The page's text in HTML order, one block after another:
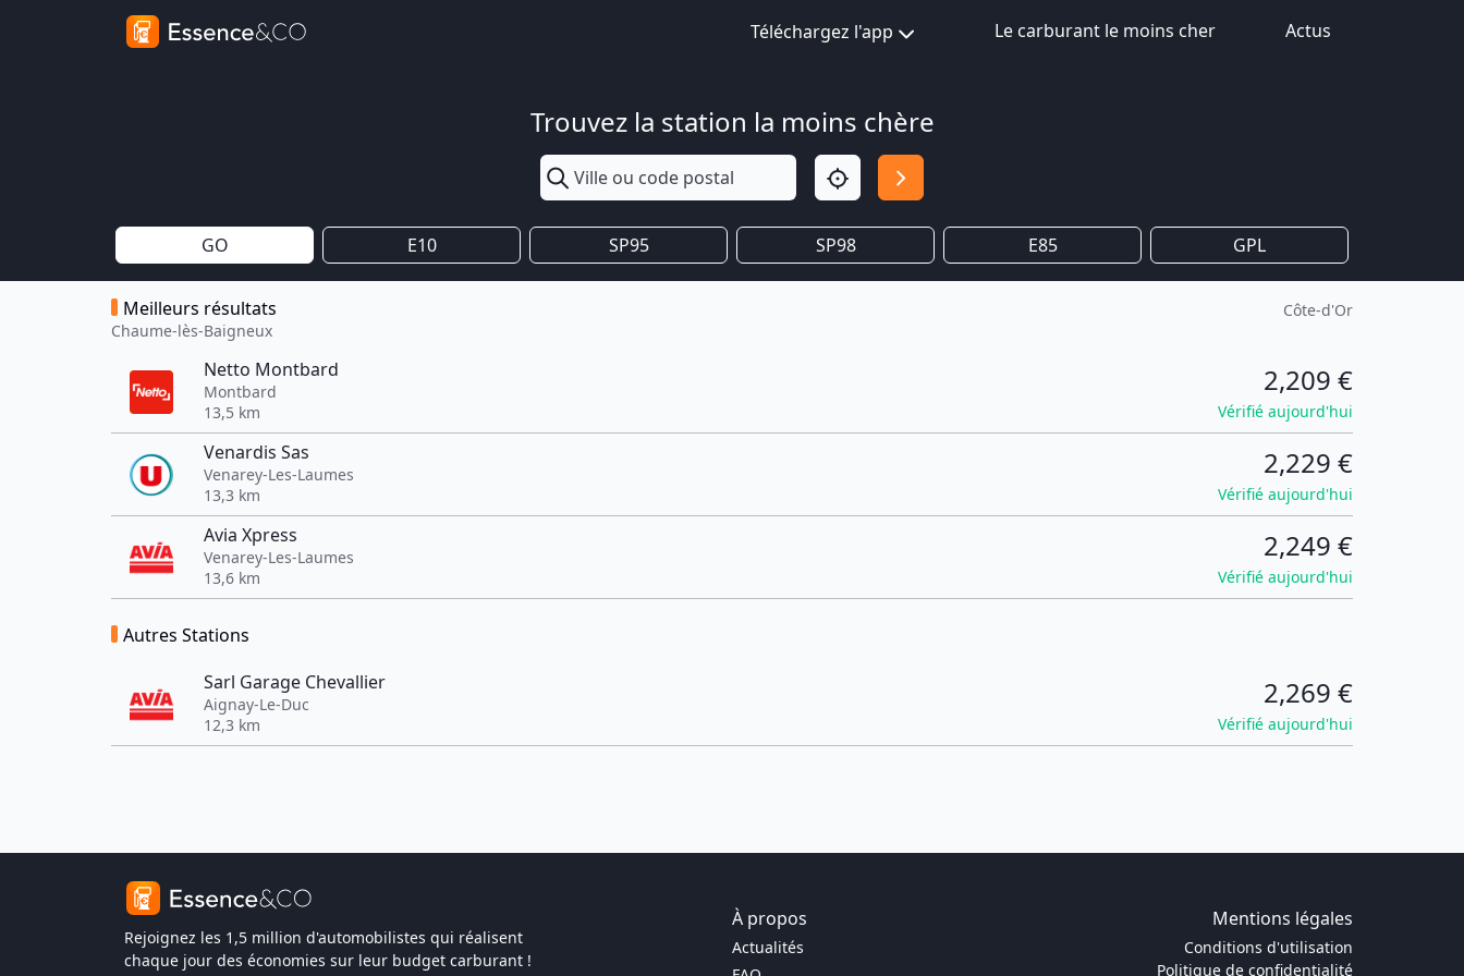
Téléchargez l'app Le carburant le moins cher Actus
Trouvez la station la moins chère
GO E10 SP95 SP98 E85 GPL
Meilleurs résultats
Chaume-lès-Baigneux
Côte-d'Or
Netto Montbard
Montbard
13,5 km
2,209 €
Vérifié aujourd'hui
Venardis Sas
Venarey-Les-Laumes
13,3 km
2,229 €
Vérifié aujourd'hui
Avia Xpress
Venarey-Les-Laumes
13,6 km
2,249 €
Vérifié aujourd'hui
Autres Stations
Sarl Garage Chevallier
Aignay-Le-Duc
12,3 km
2,269 €
Vérifié aujourd'hui
Rejoignez les 1,5 million d'automobilistes qui réalisent
chaque jour des économies sur leur budget carburant !
À propos Mentions légales
Actualités
Conditions d'utilisation
Politique de confidentialité